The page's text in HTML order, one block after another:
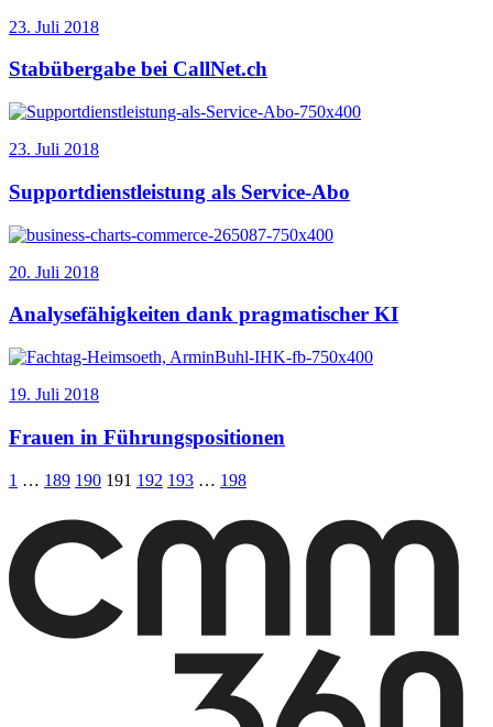
23. Juli 2018
Stabübergabe bei CallNet.ch
23. Juli 2018
Supportdienstleistung als Service-Abo
20. Juli 2018
Analysefähigkeiten dank pragmatischer KI
19. Juli 2018
Frauen in Führungspositionen
der
Beiträge
1 … 189 190 191 192 193 … 198